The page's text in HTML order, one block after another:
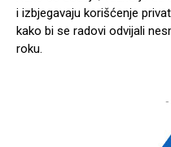
i izbjegavaju korišćenje
kako bi se radovi odvijali
roku.
-